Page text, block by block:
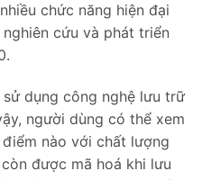
chức năng hiện đại
cứu và phát triển
sử dụng công nghệ lưu trữ
người dùng có thể xem
nào với chất lượng
được mã hoá khi lưu